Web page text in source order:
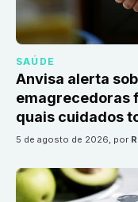
SAÚDE
Anvisa alerta
emagrecedoras
quais cuidados
5 de agosto de 2026, por